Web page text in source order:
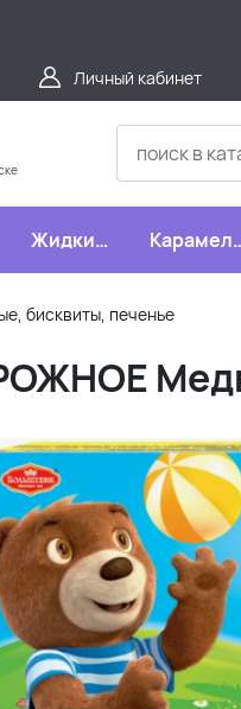
Личный кабинет
Жидкие
конфеты
бисквиты, печенье